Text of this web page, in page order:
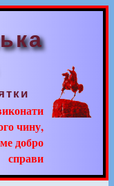
чину,
добро
справи